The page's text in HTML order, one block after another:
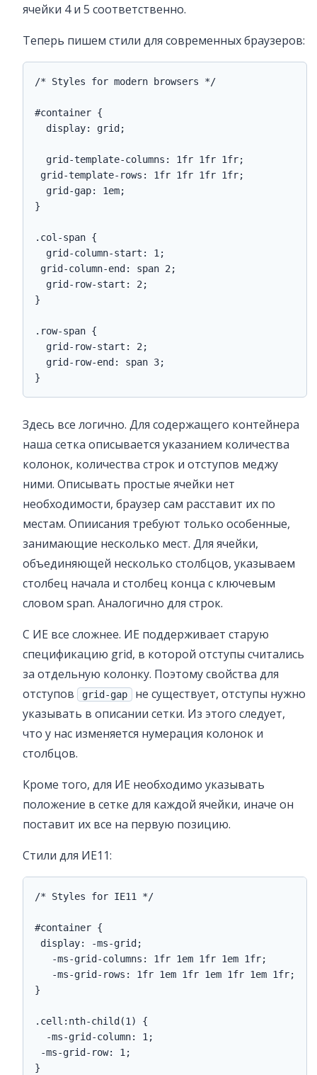
ячейки 4 и 5 соответственно.
Теперь пишем стили для современных браузеров:
/* Styles for modern browsers */
#container {
  display: grid;
  grid-template-columns: 1fr 1fr 1fr;
grid-template-rows: 1fr 1fr 1fr 1fr;
  grid-gap: 1em;
}
.col-span {
  grid-column-start: 1;
grid-column-end: span 2;
  grid-row-start: 2;
}
.row-span {
  grid-row-start: 2;
  grid-row-end: span 3;
}
Здесь все логично. Для содержащего контейнера
наша сетка описывается указанием количества
колонок, количества строк и отступов меджу
ними. Описывать простые ячейки нет
необходимости, браузер сам расставит их по
местам. Опиисания требуют только особенные,
занимающие несколько мест. Для ячейки,
объединяющей несколько столбцов, указываем
столбец начала и столбец конца с ключевым
словом span. Аналогично для строк.
С ИЕ все сложнее. ИЕ поддерживает старую
спецификацию grid, в которой отступы считались
за отдельную колонку. Поэтому свойства для
отступов
grid-gap не существует, отступы нужно
указывать в описании сетки. Из этого следует,
что у нас изменяется нумерация колонок и
столбцов.
Кроме того, для ИЕ необходимо указывать
положение в сетке для каждой ячейки, иначе он
поставит их все на первую позицию.
Стили для ИЕ11:
/* Styles for IE11 */
#container {
display: -ms-grid;
   -ms-grid-columns: 1fr 1em 1fr 1em 1fr;
   -ms-grid-rows: 1fr 1em 1fr 1em 1fr 1em 1fr;
}
.cell:nth-child(1) {
  -ms-grid-column: 1;
-ms-grid-row: 1;
}